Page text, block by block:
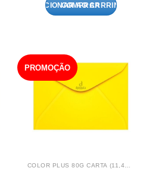
ADICIONAR AO CARRINHO
PROMOÇÃO
COLOR PLUS 80G CARTA (11,4X16,2)